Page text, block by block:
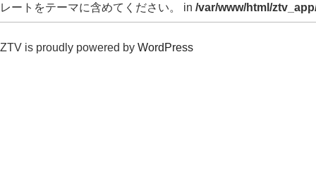
レートをテーマに含めてください。 in /var/www/html/
ZTV is proudly powered by WordPress